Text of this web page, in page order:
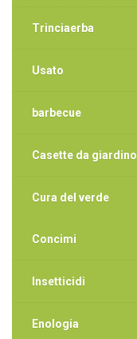
Trinciaerba
Usato
barbecue
Casette da giardino
Cura del verde
Concimi
Insetticidi
Enologia